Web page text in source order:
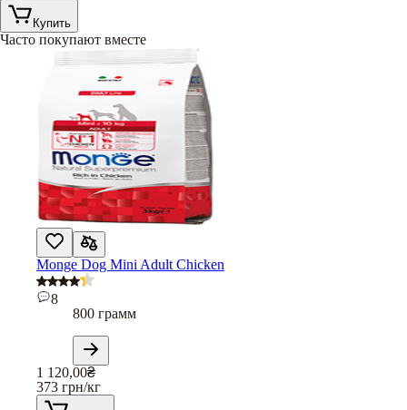
Купить
Часто покупают вместе
Monge Dog Mini Adult Chicken
8
800 грамм
1 120,00₴
373 грн/кг